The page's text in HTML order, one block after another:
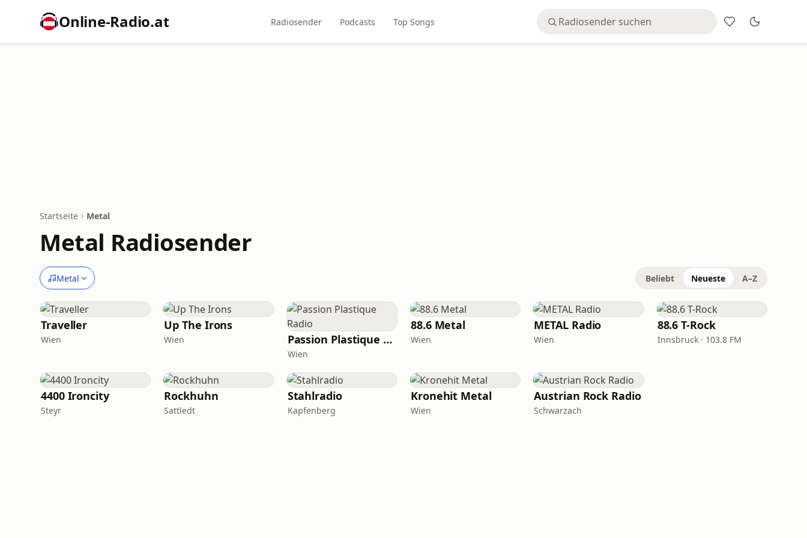
Online‑Radio.at Radiosender Podcasts Top Songs
Startseite Metal
Metal Radiosender
Metal Beliebt Neueste A–Z
Traveller
Wien
Up The Irons
Wien Passion Plastique Radio
Wien
88.6 Metal
Wien
METAL Radio
Wien
88.6 T-Rock
Innsbruck · 103.8 FM
4400 Ironcity
Steyr
Rockhuhn
Sattledt
Stahlradio
Kapfenberg
Kronehit Metal
Wien
Austrian Rock Radio
Schwarzach